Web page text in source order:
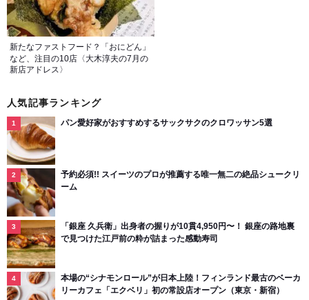
新たなファストフード？「おにどん」
など、注目の10店〈大木淳夫の7月の
新店アドレス〉
人気記事ランキング
パン愛好家がおすすめするサックサクのクロワッサン5選
予約必須!! スイーツのプロが推薦する唯一無二の絶品シュークリ
ーム
「銀座 久兵衛」出身者の握りが10貫4,950円〜！ 銀座の路地裏
で見つけた江戸前の粋が詰まった感動寿司
本場の“シナモンロール”が日本上陸！フィンランド最古のベーカ
リーカフェ「エクベリ」初の常設店オープン（東京・新宿）